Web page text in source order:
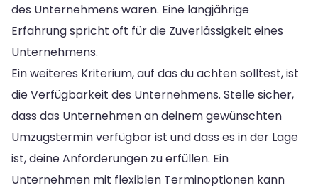
des Unternehmens waren. Eine langjährige
Erfahrung spricht oft für die Zuverlässigkeit eines
Unternehmens.
Ein weiteres Kriterium, auf das du achten solltest, ist
die Verfügbarkeit des Unternehmens. Stelle sicher,
dass das Unternehmen an deinem gewünschten
Umzugstermin verfügbar ist und dass es in der Lage
ist, deine Anforderungen zu erfüllen. Ein
Unternehmen mit flexiblen Terminoptionen kann